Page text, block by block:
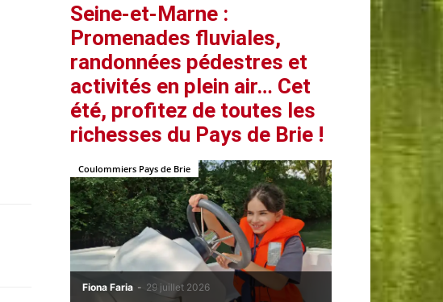
Seine-et-Marne :
Promenades fluviales,
randonnées pédestres et
activités en plein air… Cet
été, profitez de toutes les
richesses du Pays de Brie !
Fiona Faria - 29 juillet 2026
Coulommiers Pays de Brie